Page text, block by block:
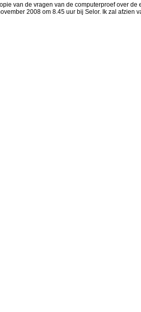
van de vragen van de computerproef over
2008 om 8.45 uur bij Selor. Ik zal afzien